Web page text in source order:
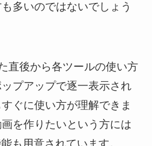
多いのではないでしょう
直後から各ツールの使い方
プアップで逐一表示され
ぐに使い方が理解できま
を作りたいという方には